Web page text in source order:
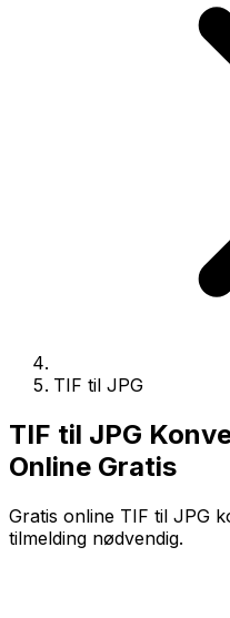
TIF til JPG
TIF til JPG
Online Gratis
Gratis online TIF til JPG
tilmelding nødvendig.